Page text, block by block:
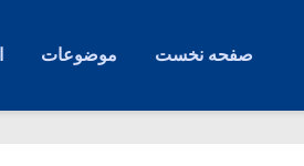
صفحه نخست موضوعات